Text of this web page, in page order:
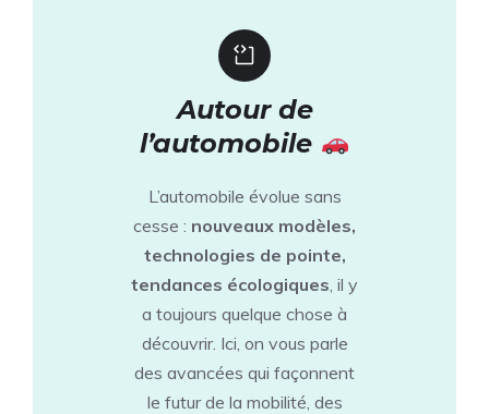
Autour de
l’automobile
L’automobile évolue sans
cesse : nouveaux modèles,
technologies de pointe,
tendances écologiques, il y
a toujours quelque chose à
découvrir. Ici, on vous parle
des avancées qui façonnent
le futur de la mobilité, des